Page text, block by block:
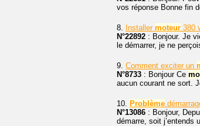
vos réponse Bonne fin
8. Installer moteur 380
N°22892 : Bonjour. Je
le démarrer, je ne
9. Comment exciter un
N°8733 : Bonjour Ce
aucun courant ne sort.
10. Problème
N°13086 : Bonjour,
démarre, soit j’entends